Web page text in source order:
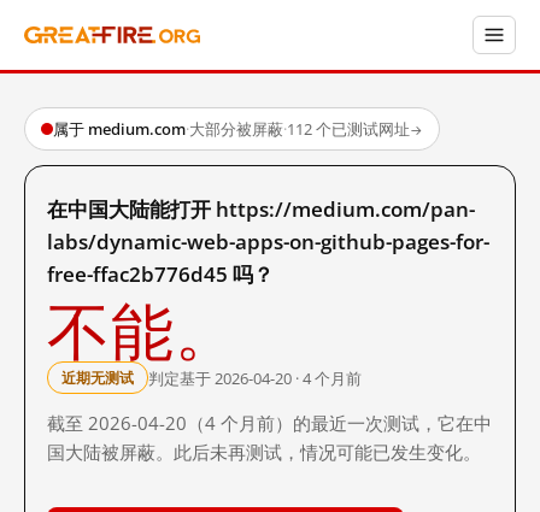
属于 medium.com·大部分被屏蔽·112 个已测试网址→
在中国大陆能打开 https://medium.com/pan-
labs/dynamic-web-apps-on-github-pages-for-
free-ffac2b776d45 吗？
不能。
近期无测试 判定基于 2026-04-20 · 4 个月前
截至 2026-04-20（4 个月前）的最近一次测试，它在中
国大陆被屏蔽。此后未再测试，情况可能已发生变化。